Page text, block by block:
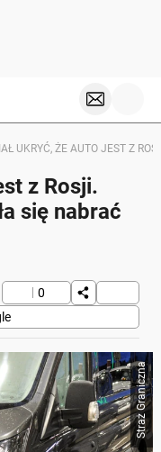
UKRYĆ, ŻE AUTO JEST Z
z Rosji.
się nabrać
0
Straż Graniczna